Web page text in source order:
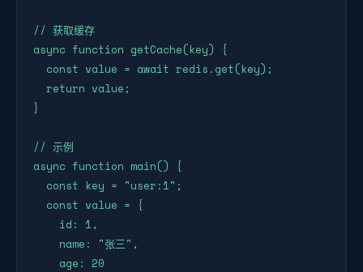
// 获取缓存
async function getCache(key) {
  const value = await redis.get(key);
  return value;
}
// 示例
async function main() {
  const key = "user:1";
  const value = {
    id: 1,
    name: "张三",
    age: 20